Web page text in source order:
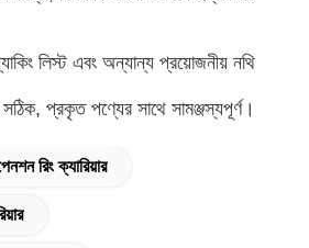
লিস্ট এবং অন্যান্য প্রয়োজনীয় নথি
সঠিক, প্রকৃত পণ্যের সাথে সামঞ্জস্যপূর্ণ।
রিং ক্যারিয়ার